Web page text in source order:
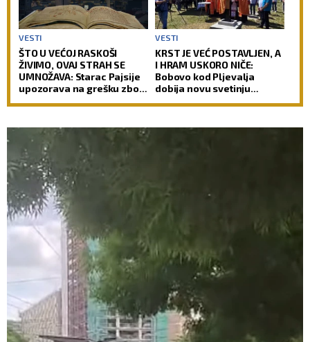
VESTI
ŠTO U VEĆOJ RASKOŠI
ŽIVIMO, OVAJ STRAH SE
UMNOŽAVA: Starac Pajsije
upozorava na grešku zbog
VESTI
KRST JE VEĆ POSTAVLJEN, A
I HRAM USKORO NIČE:
Bobovo kod Pljevalja
dobija novu svetinju